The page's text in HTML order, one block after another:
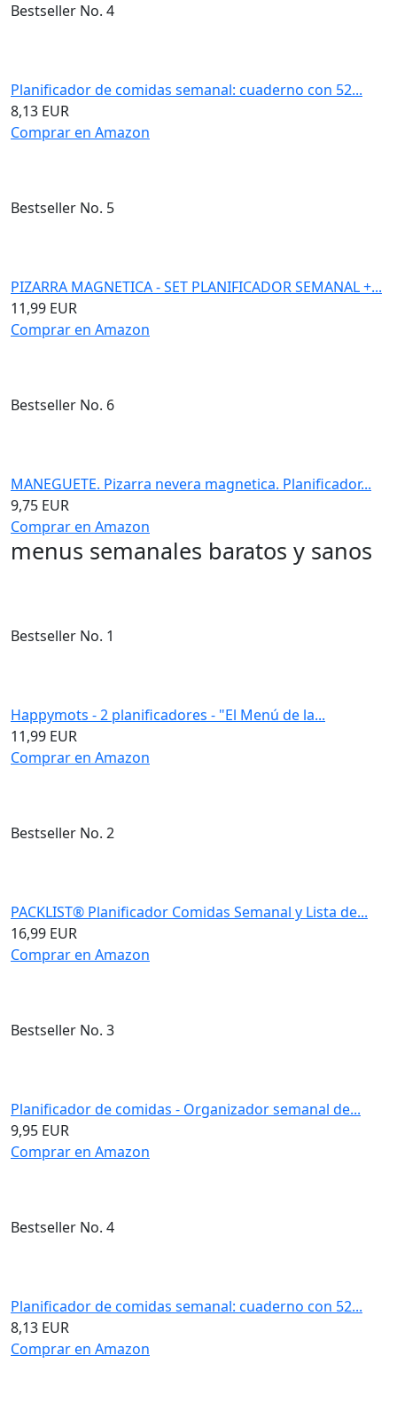
Bestseller No. 4
Planificador de comidas semanal: cuaderno con 52...
8,13 EUR
Comprar en Amazon
Bestseller No. 5
PIZARRA MAGNETICA - SET PLANIFICADOR SEMANAL +...
11,99 EUR
Comprar en Amazon
Bestseller No. 6
MANEGUETE. Pizarra nevera magnetica. Planificador...
9,75 EUR
Comprar en Amazon
menus semanales baratos y sanos
Bestseller No. 1
Happymots - 2 planificadores - "El Menú de la...
11,99 EUR
Comprar en Amazon
Bestseller No. 2
PACKLIST® Planificador Comidas Semanal y Lista de...
16,99 EUR
Comprar en Amazon
Bestseller No. 3
Planificador de comidas - Organizador semanal de...
9,95 EUR
Comprar en Amazon
Bestseller No. 4
Planificador de comidas semanal: cuaderno con 52...
8,13 EUR
Comprar en Amazon